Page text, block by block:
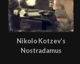
Nikolo Kotzev’s
Nostradamus